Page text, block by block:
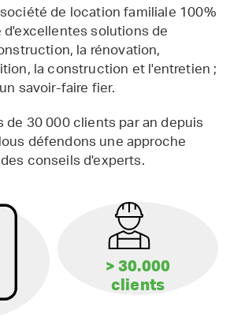
de location familiale 100%
d'excellentes solutions de
la rénovation,
la construction et l'entretien ;
savoir-faire fier.
de 30 000 clients par an depuis
défendons une approche
conseils d'experts.
> 30.000
clients